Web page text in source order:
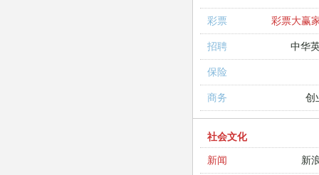
彩票 彩票大赢
招聘 中华
保险
商务 创
社会文化
新闻
新